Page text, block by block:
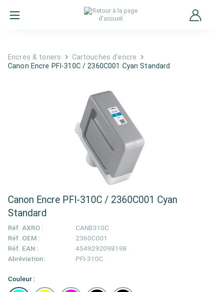
Encres & toners
Cartouches d'encre
Canon Encre PFI-310C / 2360C001 Cyan Standard
Canon Encre PFI-310C / 2360C001 Cyan
Standard
Réf. AXRO :
CANB310C
Réf. OEM :
2360C001
Réf. EAN :
4549292098198
Abréviation:
PFI-310C
Couleur :